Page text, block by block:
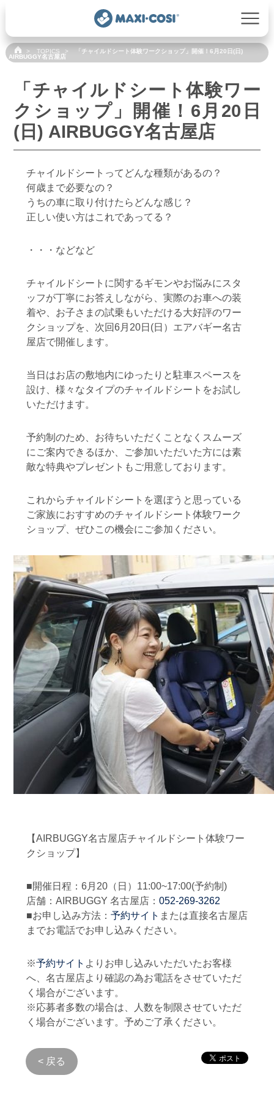
TOPICS
「チャイルドシート体験ワークショップ」開催！6月20日(日)
AIRBUGGY名古屋店
「チャイルドシート体験ワー
クショップ」開催！6月20日
(日) AIRBUGGY名古屋店
チャイルドシートってどんな種類があるの？
何歳まで必要なの？
うちの車に取り付けたらどんな感じ？
正しい使い方はこれであってる？
・・・などなど
チャイルドシートに関するギモンやお悩みにスタ
ッフが丁寧にお答えしながら、実際のお車への装
着や、お子さまの試乗もいただける大好評のワー
クショップを、次回6月20日(日）エアバギー名古
屋店で開催します。
当日はお店の敷地内にゆったりと駐車スペースを
設け、様々なタイプのチャイルドシートをお試し
いただけます。
予約制のため、お待ちいただくことなくスムーズ
にご案内できるほか、ご参加いただいた方には素
敵な特典やプレゼントもご用意しております。
これからチャイルドシートを選ぼうと思っている
ご家族におすすめのチャイルドシート体験ワーク
ショップ、ぜひこの機会にご参加ください。
【AIRBUGGY名古屋店チャイルドシート体験ワー
クショップ】
■開催日程：6月20（日）11:00~17:00(予約制)
店舗：AIRBUGGY 名古屋店： 052-269-3262
■お申し込み方法： 予約サイト または直接名古屋店
までお電話でお申し込みください。
※予約サイト よりお申し込みいただいたお客様
へ、名古屋店より確認の為お電話をさせていただ
く場合がございます。
※応募者多数の場合は、人数を制限させていただ
く場合がございます。予めご了承ください。
< 戻る